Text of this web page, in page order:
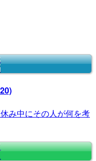
み中にその人が何を考